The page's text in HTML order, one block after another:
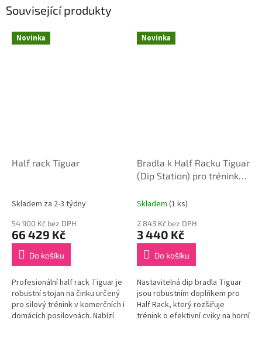
Související produkty
Novinka
Half rack Tiguar
Skladem za 2-3 týdny
54 900 Kč bez DPH
66 429 Kč
Do košíku
Profesionální half rack Tiguar je
robustní stojan na činku určený
pro silový trénink v komerčních i
domácích posilovnách. Nabízí
Novinka
Bradla k Half Racku Tiguar
(Dip Station) pro trénink
Skladem (1 ks)
2 843 Kč bez DPH
3 440 Kč
Do košíku
Nastavitelná dip bradla Tiguar
jsou robustním doplňkem pro
Half Rack, který rozšiřuje
trénink o efektivní cviky na horní